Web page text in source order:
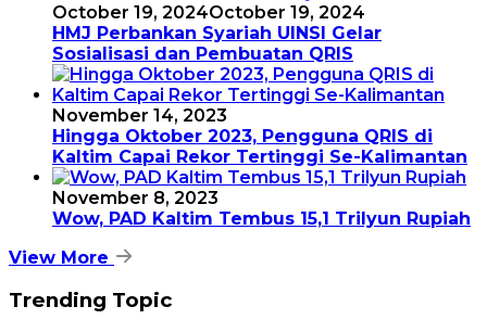
October 19, 2024October 19, 2024
HMJ Perbankan Syariah UINSI Gelar
Sosialisasi dan Pembuatan QRIS
November 14, 2023
Hingga Oktober 2023, Pengguna QRIS di
Kaltim Capai Rekor Tertinggi Se-Kalimantan
November 8, 2023
Wow, PAD Kaltim Tembus 15,1 Trilyun Rupiah
View More
Trending Topic